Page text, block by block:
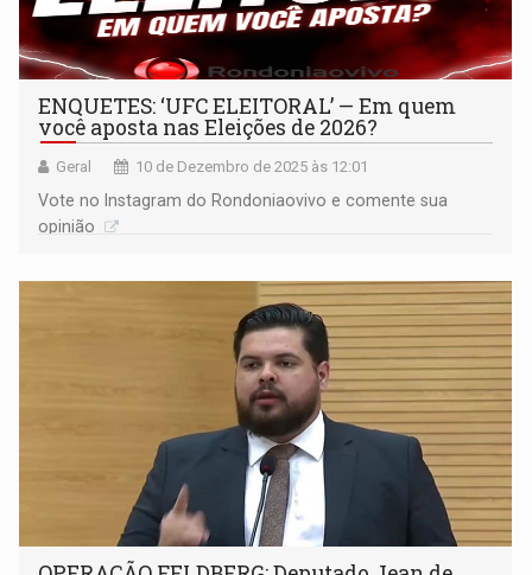
ENQUETES: ‘UFC ELEITORAL’ — Em quem
você aposta nas Eleições de 2026?
Geral 10 de Dezembro de 2025 às 12:01
Vote no Instagram do Rondoniaovivo e comente sua
opinião